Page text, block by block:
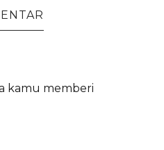
kamu memberi